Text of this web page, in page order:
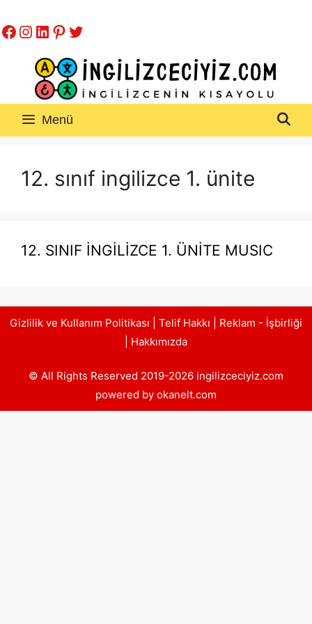
atla
Facebook
Instagram
LinkedIn
Pinterest
Twitter
Menü
12. sınıf ingilizce 1. ünite
12. SINIF İNGİLİZCE 1. ÜNİTE MUSIC
Gizlilik ve Kullanım Politikası Telif Hakkı
Reklam - İşbirliği
Hakkımızda
© All Rights Reserved 2019-2026 ingilizceciyiz.com
powered by okanelt.com